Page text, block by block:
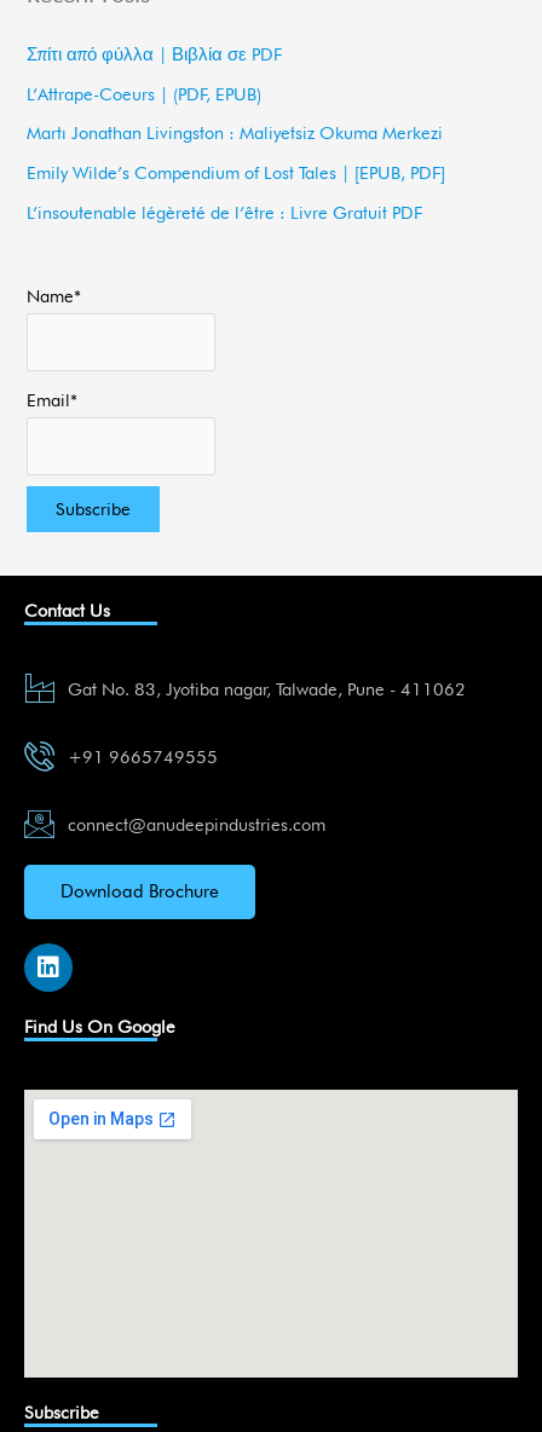
r
r
:
Σπίτι από φύλλα | Βιβλία σε PDF
L’Attrape-Coeurs | (PDF, EPUB)
Martı Jonathan Livingston : Maliyetsiz Okuma Merkezi
Emily Wilde’s Compendium of Lost Tales | [EPUB, PDF]
L’insoutenable légèreté de l’être : Livre Gratuit PDF
Name*
Email*
Contact Us
Gat No. 83, Jyotiba nagar, Talwade, Pune - 411062
+91 9665749555
connect@anudeepindustries.com
Download Brochure
L
i
k
e
i
n
Find Us On Google
Subscribe